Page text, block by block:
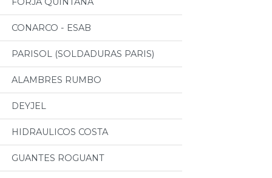
CONARCO - ESAB
PARISOL (SOLDADURAS PARIS)
ALAMBRES RUMBO
DEYJEL
HIDRAULICOS COSTA
GUANTES ROGUANT